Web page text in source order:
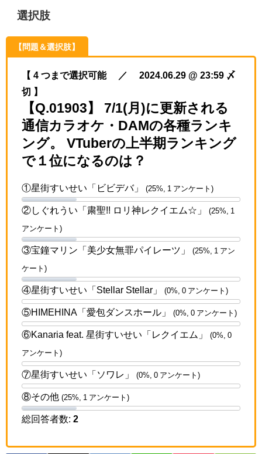
選択肢
【問題＆選択肢】
【 4 つまで選択可能 ／ 2024.06.29 @ 23:59 〆
切 】
【Q.01903】 7/1(月)に更新される
通信カラオケ・DAMの各種ランキ
ング。 VTuberの上半期ランキング
で１位になるのは？
①星街すいせい「ビビデバ」 (25%, 1 アンケート)
②しぐれうい「粛聖!! ロリ神レクイエム☆」 (25%, 1
アンケート)
③宝鐘マリン「美少女無罪パイレーツ」 (25%, 1 アン
ケート)
④星街すいせい「Stellar Stellar」 (0%, 0 アンケート)
⑤HIMEHINA「愛包ダンスホール」 (0%, 0 アンケート)
⑥Kanaria feat. 星街すいせい「レクイエム」 (0%, 0
アンケート)
⑦星街すいせい「ソワレ」 (0%, 0 アンケート)
⑧その他 (25%, 1 アンケート)
総回答者数: 2